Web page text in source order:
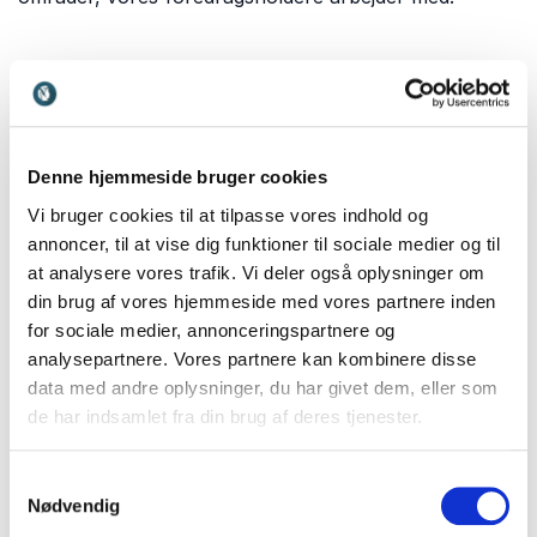
Denne hjemmeside bruger cookies
Vi bruger cookies til at tilpasse vores indhold og
annoncer, til at vise dig funktioner til sociale medier og til
at analysere vores trafik. Vi deler også oplysninger om
din brug af vores hjemmeside med vores partnere inden
for sociale medier, annonceringspartnere og
analysepartnere. Vores partnere kan kombinere disse
data med andre oplysninger, du har givet dem, eller som
de har indsamlet fra din brug af deres tjenester.
Nødvendig
Forskningen bag trivsel og lykke
Hvad skaber egentlig et godt liv? Og hvilke faktorer
psykologi bygger på årtiers forskning i lykke,
motivation og menneskelig udvikling.Hans Henrik
Knoop, som er en af Danmarks mest anerkendte
eksperter inden for positiv psykologi, giver indsigt i
den forskning, der forklarer, hvorfor nogle
mennesker trives bedre end andre, og hvordan vi kan
styrke vores mentale velbefindende.
praksis
Trivsel på arbejdspladsen handler om meget mere end